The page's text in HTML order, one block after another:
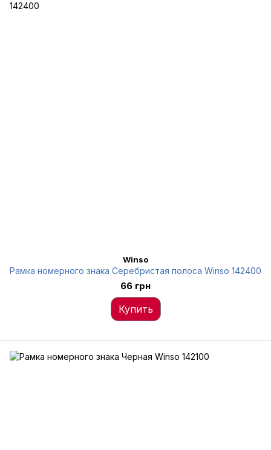
Winso
Рамка номерного знака Серебристая полоса Winso 142400
66 грн
Купить